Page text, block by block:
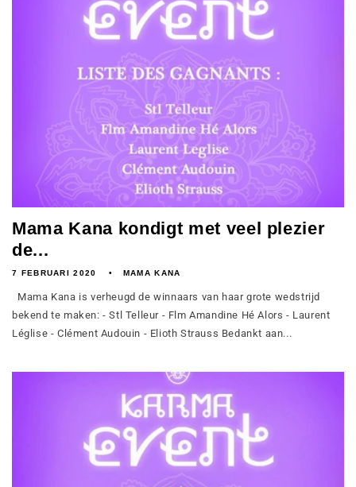
Mama Kana kondigt met veel plezier
de...
7 FEBRUARI 2020 MAMA KANA
Mama Kana is verheugd de winnaars van haar grote wedstrijd
bekend te maken: - Stl Telleur - Flm Amandine Hé Alors - Laurent
Léglise - Clément Audouin - Elioth Strauss Bedankt aan...